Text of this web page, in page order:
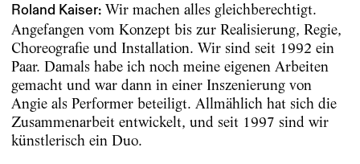
Roland Kaiser:Wir machen alles gleichberechtigt.
Angefangen vom Konzept bis zur Realisierung, Regie,
Choreografie und Installation. Wir sind seit 1992 ein
Paar. Damals habe ich noch meine eigenen Arbeiten
gemacht und war dann in einer Inszenierung von
Angie als Performer beteiligt. Allmählich hat sich die
Zusammenarbeit entwickelt, und seit 1997 sind wir
künstlerisch ein Duo.